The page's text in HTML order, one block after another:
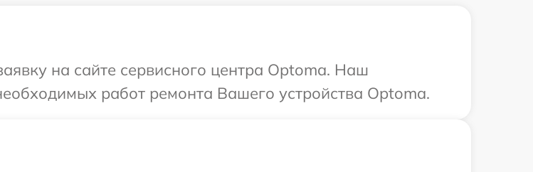
на сайте сервисного центра Optoma. Наш
работ ремонта Вашего устройства Optoma.